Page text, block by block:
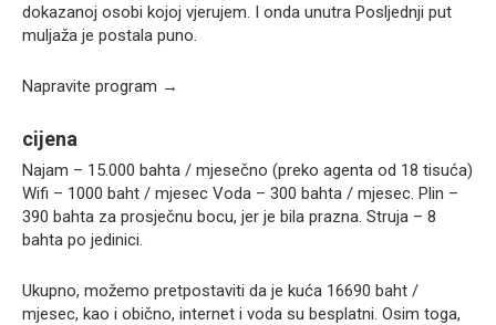
dokazanoj osobi kojoj vjerujem. I onda unutra Posljednji put
muljaža je postala puno.
Napravite program →
cijena
Najam – 15.000 bahta / mjesečno (preko agenta od 18 tisuća)
Wifi – 1000 baht / mjesec Voda – 300 bahta / mjesec. Plin –
390 bahta za prosječnu bocu, jer je bila prazna. Struja – 8
bahta po jedinici.
Ukupno, možemo pretpostaviti da je kuća 16690 baht /
mjesec, kao i obično, internet i voda su besplatni. Osim toga,